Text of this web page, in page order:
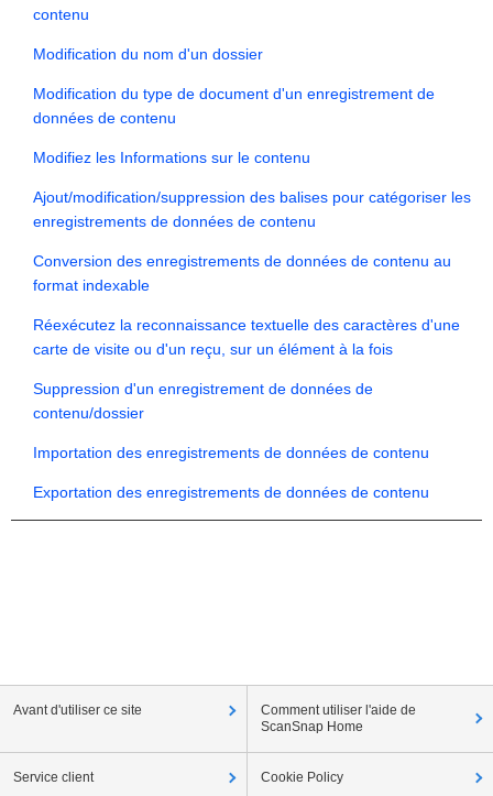
contenu
Modification du nom d'un dossier
Modification du type de document d'un enregistrement de
données de contenu
Modifiez les Informations sur le contenu
Ajout/modification/suppression des balises pour catégoriser les
enregistrements de données de contenu
Conversion des enregistrements de données de contenu au
format indexable
Réexécutez la reconnaissance textuelle des caractères d'une
carte de visite ou d'un reçu, sur un élément à la fois
Suppression d'un enregistrement de données de
contenu/dossier
Importation des enregistrements de données de contenu
Exportation des enregistrements de données de contenu
Avant d'utiliser ce site
Comment utiliser l'aide de
ScanSnap Home
Service client Cookie Policy